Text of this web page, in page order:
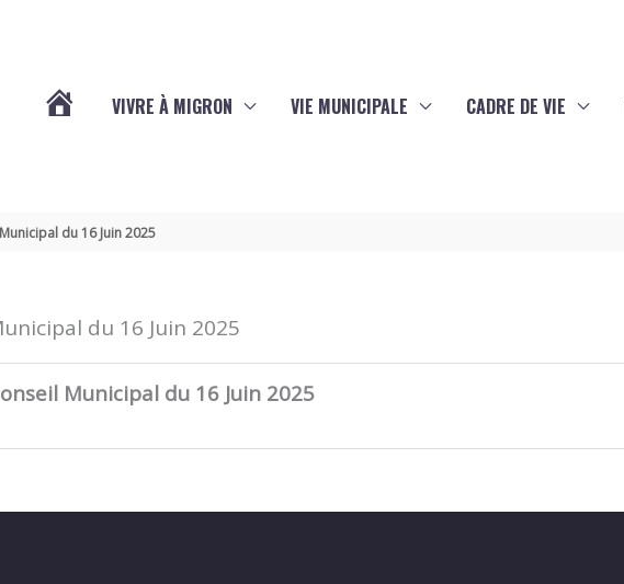
VIVRE À MIGRON VIE MUNICIPALE CADRE DE VIE
du 16 Juin 2025
du 16 Juin 2025
Municipal du 16 Juin 2025